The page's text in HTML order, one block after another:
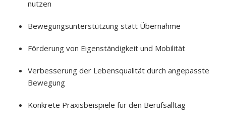
nutzen
Bewegungsunterstützung statt Übernahme
Förderung von Eigenständigkeit und Mobilität
Verbesserung der Lebensqualität durch angepasste
Bewegung
Konkrete Praxisbeispiele für den Berufsalltag